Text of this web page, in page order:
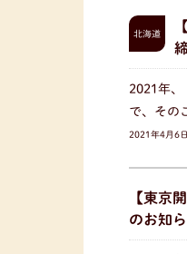
北海道
2021年、
で、その
2021年4月6日
【東京
のお知